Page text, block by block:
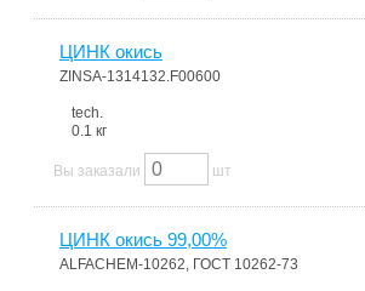
ЦИНК окись
ZINSA-1314132.F00600
tech.
0.1 кг
Вы заказали шт
ЦИНК окись 99,00%
ALFACHEM-10262, ГОСТ 10262-73